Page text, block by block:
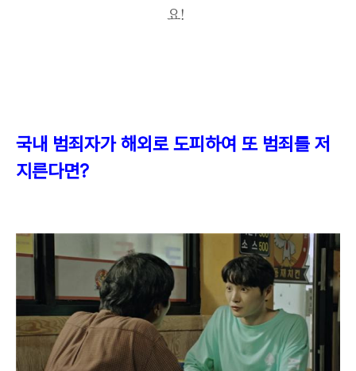
요!
국내 범죄자가 해외로 도피하여 또 범죄를 저
지른다면?